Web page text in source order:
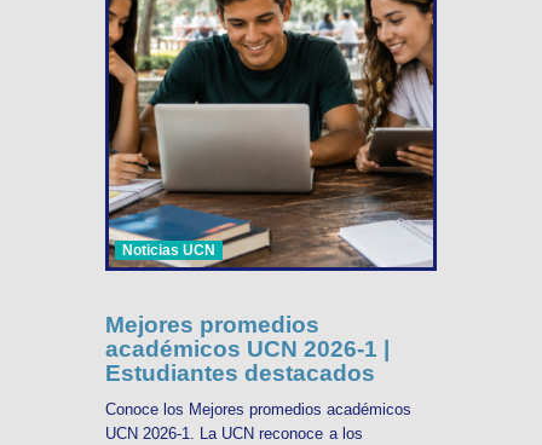
Noticias UCN
Mejores promedios
académicos UCN 2026-1 |
Estudiantes destacados
Conoce los Mejores promedios académicos
UCN 2026-1. La UCN reconoce a los